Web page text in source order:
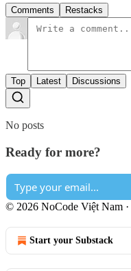
Comments Restacks
Top Latest Discussions
No posts
Ready for more?
© 2026 NoCode Việt Nam ·
Start your Substack